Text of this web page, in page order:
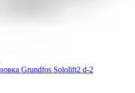
Grundfos Sololift2 d-2